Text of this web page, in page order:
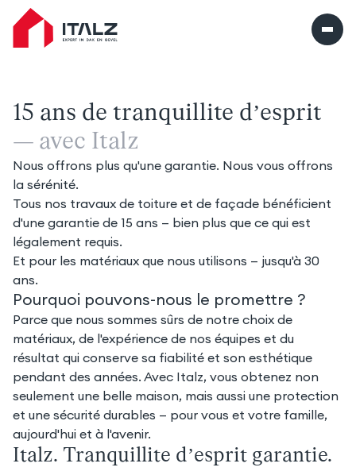
Italz home
Nous offrons plus qu'une garantie. Nous vous offrons
la sérénité.
Tous nos travaux de toiture et de façade bénéficient
d'une garantie de 15 ans — bien plus que ce qui est
légalement requis.
Et pour les matériaux que nous utilisons — jusqu'à 30
ans.
Pourquoi pouvons-nous le promettre ?
Parce que nous sommes sûrs de notre choix de
matériaux, de l'expérience de nos équipes et du
résultat qui conserve sa fiabilité et son esthétique
pendant des années. Avec Italz, vous obtenez non
seulement une belle maison, mais aussi une protection
et une sécurité durables — pour vous et votre famille,
aujourd'hui et à l'avenir.
Italz. Tranquillité d’esprit garantie.
15 ans de tranquillité d’esprit
— avec Italz